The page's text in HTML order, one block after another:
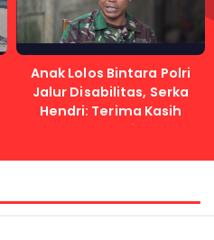
Anak Lolos Bintara Polri
Jalur Disabilitas, Serka
Hendri: Terima Kasih
Kapolri